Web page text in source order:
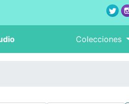
Colecciones